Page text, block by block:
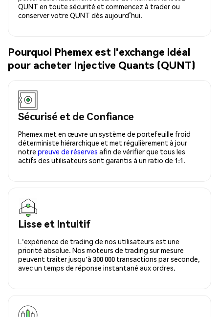
QUNT en toute sécurité et commencez à trader ou
conserver votre QUNT dès aujourd’hui.
Pourquoi Phemex est l'exchange idéal
pour acheter Injective Quants (QUNT)
Sécurisé et de Confiance
Phemex met en œuvre un système de portefeuille froid
déterministe hiérarchique et met régulièrement à jour
notre preuve de réserves afin de vérifier que tous les
actifs des utilisateurs sont garantis à un ratio de 1:1.
Lisse et Intuitif
L'expérience de trading de nos utilisateurs est une
priorité absolue. Nos moteurs de trading sur mesure
peuvent traiter jusqu'à 300 000 transactions par seconde,
avec un temps de réponse instantané aux ordres.